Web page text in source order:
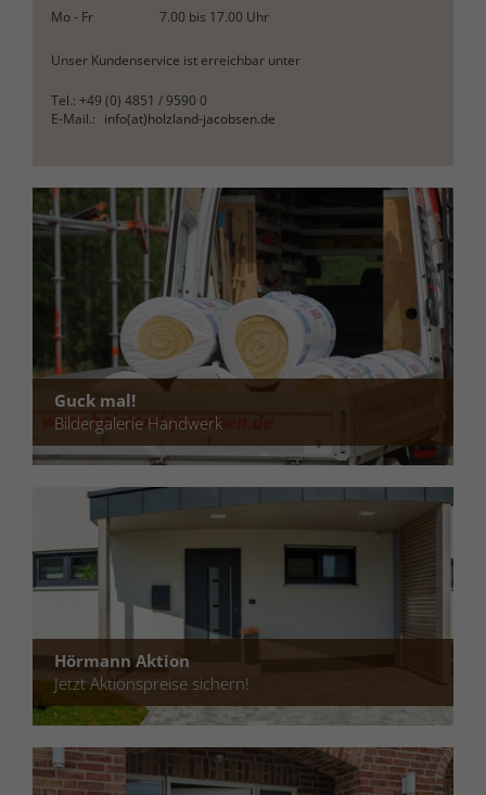
Mo - Fr 7.00 bis 17.00 Uhr
Unser Kundenservice ist erreichbar unter
Tel.: +49 (0) 4851 / 9590 0
E-Mail.: info(at)holzland-jacobsen.de
Guck mal!
Bildergalerie Handwerk
Hörmann Aktion
Jetzt Aktionspreise sichern!